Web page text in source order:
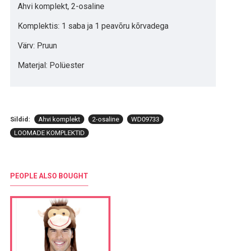
Ahvi komplekt, 2-osaline
Komplektis: 1 saba ja 1 peavõru kõrvadega
Värv: Pruun
Materjal: Polüester
Sildid: Ahvi komplekt 2-osaline
WD09733
LOOMADE KOMPLEKTID
PEOPLE ALSO BOUGHT